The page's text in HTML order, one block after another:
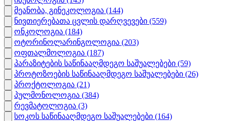
მეანობა, გინეკოლოგია (144)
ნივთიერებათა ცვლის დარღვევები (559)
ონკოლოგია (184)
ოტორინოლარინგოლოგია (203)
ოფთალმოლოგია (187)
პარაზიტების საწინააღმდეგო საშუალებები (59)
პროტოზოების საწინააღმდეგო საშუალებები (26)
პროქტოლოგია (21)
პულმონოლოგია (384)
რევმატოლოგია (3)
სოკოს საწინააღმდეგო საშუალებები (164)